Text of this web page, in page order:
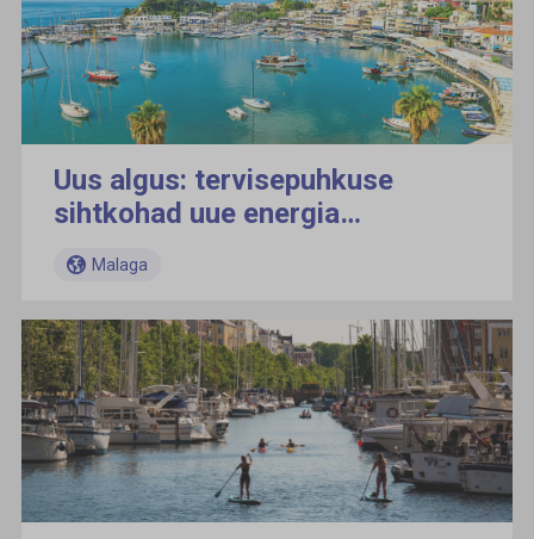
Uus algus: tervisepuhkuse
sihtkohad uue energia
saamiseks
Malaga